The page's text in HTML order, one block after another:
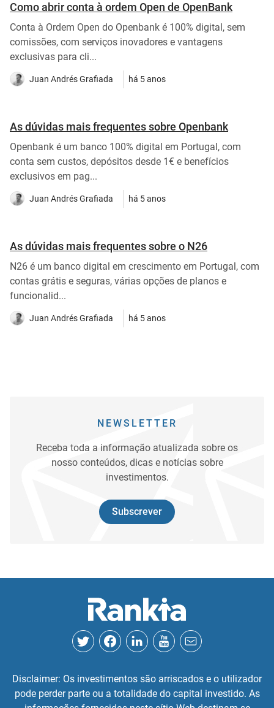
Como abrir conta à ordem Open de OpenBank
Conta à Ordem Open do Openbank é 100% digital, sem
comissões, com serviços inovadores e vantagens
exclusivas para cli...
Juan Andrés Grafiada há 5 anos
As dúvidas mais frequentes sobre Openbank
Openbank é um banco 100% digital em Portugal, com
conta sem custos, depósitos desde 1€ e benefícios
exclusivos em pag...
Juan Andrés Grafiada há 5 anos
As dúvidas mais frequentes sobre o N26
N26 é um banco digital em crescimento em Portugal, com
contas grátis e seguras, várias opções de planos e
funcionalid...
Juan Andrés Grafiada há 5 anos
NEWSLETTER
Receba toda a informação atualizada sobre os
nosso conteúdos, dicas e notícias sobre
investimentos.
Subscrever
Disclaimer: Os investimentos são arriscados e o utilizador
pode perder parte ou a totalidade do capital investido. As